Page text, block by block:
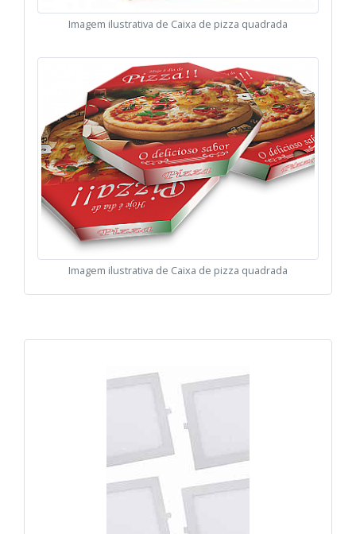
Imagem ilustrativa de Caixa de pizza quadrada
Imagem ilustrativa de Caixa de pizza quadrada